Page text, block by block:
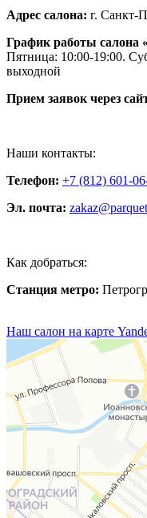
Адрес салона: г. Санкт-
График работы салона
Пятница: 10:00-19:00.
выходной
Прием заявок через
Наши контакты:
Телефон: +7 (812) 601-
Эл. почта:
Как добраться:
Станция метро:
Наш салон на карте